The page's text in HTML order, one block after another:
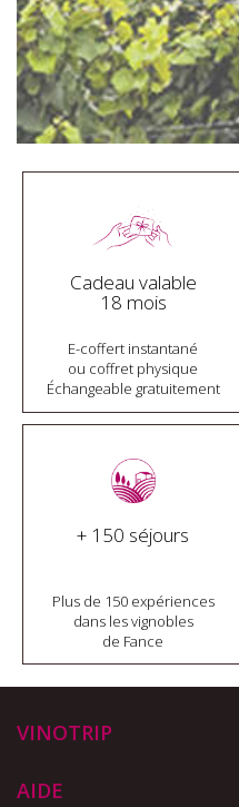
Cadeau valable
18 mois
E-coffert instantané
ou coffret physique
Échangeable gratuitement
+ 150 séjours
Plus de 150 expériences
dans les vignobles
de Fance
VINOTRIP
AIDE